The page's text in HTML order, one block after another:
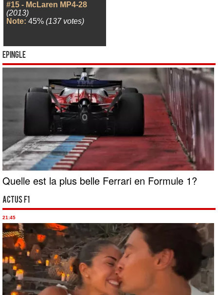
#15 - McLaren MP4-28
(2013)
Note: 45% (137 votes)
Epingle
Quelle est la plus belle Ferrari en Formule 1?
Actus F1
21:45